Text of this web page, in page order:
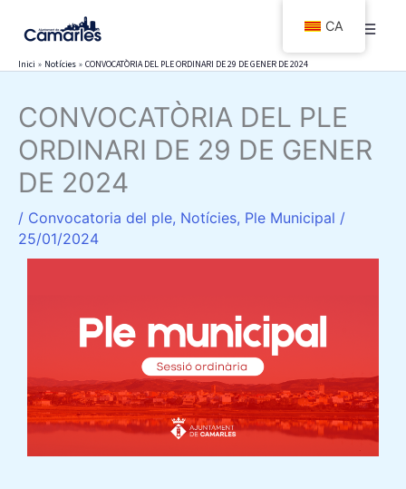
contingut
Inici Notícies CONVOCATÒRIA DEL PLE ORDINARI DE 29 DE GENER DE 2024
CONVOCATÒRIA DEL PLE
ORDINARI DE 29 DE GENER
DE 2024
/ Convocatoria del ple, Notícies, Ple Municipal /
25/01/2024
CA